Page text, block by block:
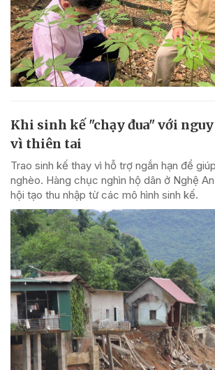
Khi sinh kế "chạy đua" với
vì thiên tai
Trao sinh kế thay vì hỗ trợ ngắn hạn để
nghèo. Hàng chục nghìn hộ dân ở Nghệ
hội tạo thu nhập từ các mô hình sinh kế.